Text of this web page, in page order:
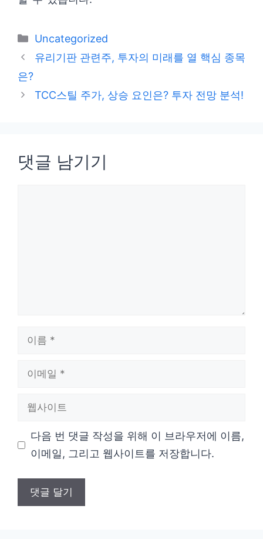
카
테
Uncategorized
유리기판 관련주, 투자의 미래를 열 핵심 종목
은?
TCC스틸 주가, 상승 요인은? 투자 전망 분석!
댓글 남기기
다음 번 댓글 작성을 위해 이 브라우저에 이름,
이메일, 그리고 웹사이트를 저장합니다.